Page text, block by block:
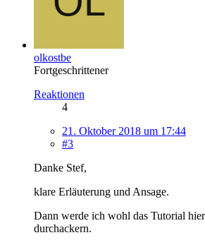
olkostbe
Fortgeschrittener
Reaktionen
4
21. Oktober 2018 um 17:44
#3
Danke Stef,
klare Erläuterung und Ansage.
Dann werde ich wohl das Tutorial
durchackern.